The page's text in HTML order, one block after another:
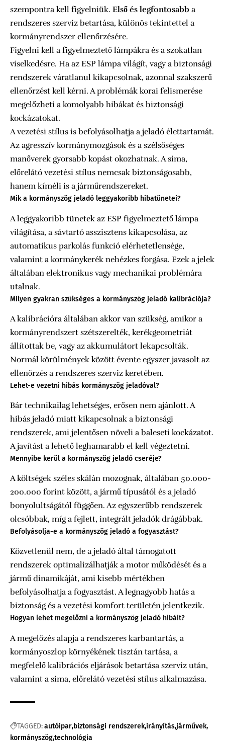
szempontra kell figyelniük. Első és legfontosabb a
rendszeres szerviz betartása, különös tekintettel a
kormányrendszer ellenőrzésére.
Figyelni kell a figyelmeztető lámpákra és a szokatlan
viselkedésre. Ha az ESP lámpa világít, vagy a biztonsági
rendszerek váratlanul kikapcsolnak, azonnal szakszerű
ellenőrzést kell kérni. A problémák korai felismerése
megelőzheti a komolyabb hibákat és biztonsági
kockázatokat.
A vezetési stílus is befolyásolhatja a jeladó élettartamát.
Az agresszív kormánymozgások és a szélsőséges
manőverek gyorsabb kopást okozhatnak. A sima,
előrelátó vezetési stílus nemcsak biztonságosabb,
hanem kíméli is a járműrendszereket.
Mik a kormányszög jeladó leggyakoribb hibatünetei?
A leggyakoribb tünetek az ESP figyelmeztető lámpa
világítása, a sávtartó asszisztens kikapcsolása, az
automatikus parkolás funkció elérhetetlensége,
valamint a kormánykerék nehézkes forgása. Ezek a jelek
általában elektronikus vagy mechanikai problémára
utalnak.
Milyen gyakran szükséges a kormányszög jeladó kalibrációja?
A kalibrációra általában akkor van szükség, amikor a
kormányrendszert szétszerelték, kerékgeometriát
állítottak be, vagy az akkumulátort lekapcsolták.
Normál körülmények között évente egyszer javasolt az
ellenőrzés a rendszeres szerviz keretében.
Lehet-e vezetni hibás kormányszög jeladóval?
Bár technikailag lehetséges, erősen nem ajánlott. A
hibás jeladó miatt kikapcsolnak a biztonsági
rendszerek, ami jelentősen növeli a baleseti kockázatot.
A javítást a lehető leghamarabb el kell végeztetni.
Mennyibe kerül a kormányszög jeladó cseréje?
A költségek széles skálán mozognak, általában 50.000-
200.000 forint között, a jármű típusától és a jeladó
bonyolultságától függően. Az egyszerűbb rendszerek
olcsóbbak, míg a fejlett, integrált jeladók drágábbak.
Befolyásolja-e a kormányszög jeladó a fogyasztást?
Közvetlenül nem, de a jeladó által támogatott
rendszerek optimalizálhatják a motor működését és a
jármű dinamikáját, ami kisebb mértékben
befolyásolhatja a fogyasztást. A legnagyobb hatás a
biztonság és a vezetési komfort területén jelentkezik.
Hogyan lehet megelőzni a kormányszög jeladó hibáit?
A megelőzés alapja a rendszeres karbantartás, a
kormányoszlop környékének tisztán tartása, a
megfelelő kalibrációs eljárások betartása szerviz után,
valamint a sima, előrelátó vezetési stílus alkalmazása.
TAGGED:autóipar biztonsági rendszerek irányítás járművek
kormányszögtechnológia